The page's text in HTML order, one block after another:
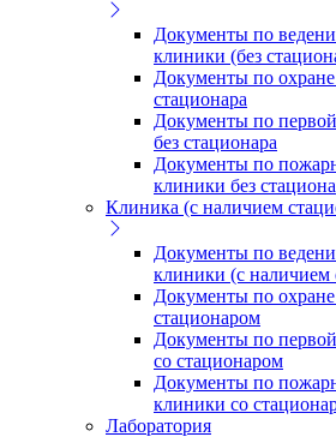
Документы по
клиники (без
Документы по
стационара
Документы по
без стационара
Документы по
клиники без
Клиника (с наличием
Документы по
клиники (с наличием
Документы по
стационаром
Документы по
со стационаром
Документы по
клиники со
Лаборатория